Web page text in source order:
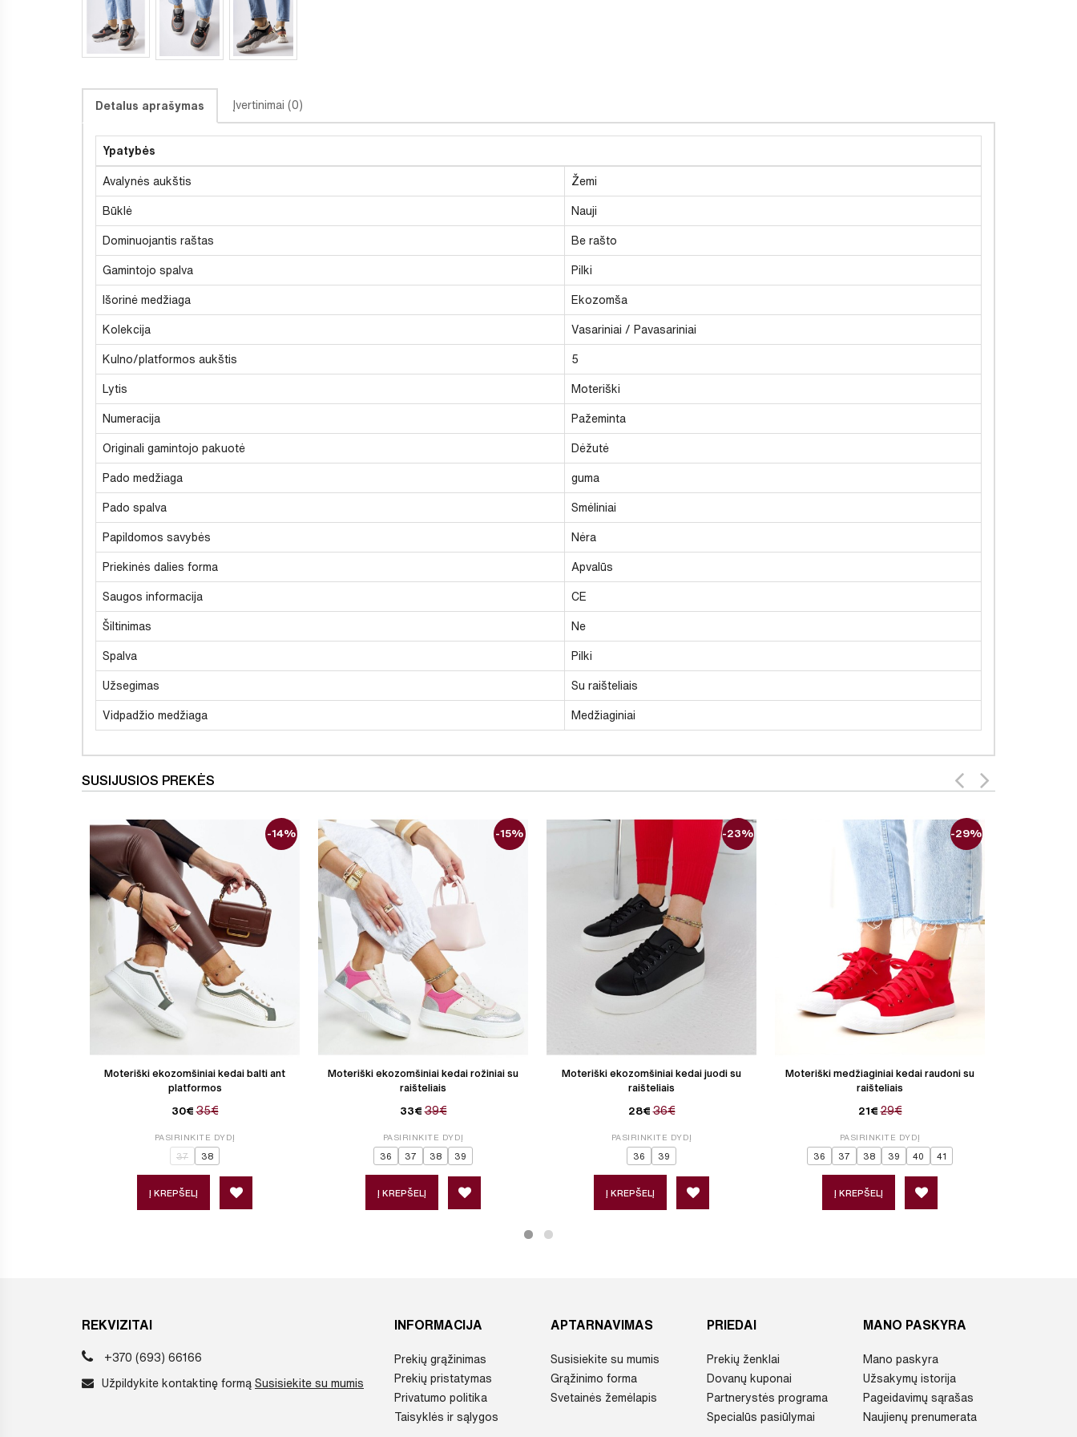
Detalus aprašymas Įvertinimai (0)
Ypatybės
Avalynės aukštis Žemi
Būklė Nauji
Dominuojantis raštas Be rašto
Gamintojo spalva Pilki
Išorinė medžiaga Ekozomša
Kolekcija Vasariniai / Pavasariniai
Kulno/platformos aukštis 5
Lytis Moteriški
Numeracija Pažeminta
Originali gamintojo pakuotė Dėžutė
Pado medžiaga guma
Pado spalva Smėliniai
Papildomos savybės Nėra
Priekinės dalies forma Apvalūs
Saugos informacija CE
Šiltinimas Ne
Spalva Pilki
Užsegimas Su raišteliais
Vidpadžio medžiaga Medžiaginiai
SUSIJUSIOS PREKĖS
Moteriški ekozomšiniai kedai balti ant
platformos
30€ 35€
-14%
PASIRINKITE DYDĮ
37 38
Į KREPŠELĮ
Moteriški ekozomšiniai kedai rožiniai su
raišteliais
33€ 39€
-15%
PASIRINKITE DYDĮ
36 37 38 39
Į KREPŠELĮ
Moteriški ekozomšiniai kedai juodi su
raišteliais
28€ 36€
-23%
PASIRINKITE DYDĮ
36 39
Į KREPŠELĮ
Moteriški medžiaginiai kedai raudoni su
raišteliais
21€ 29€
-29%
PASIRINKITE DYDĮ
36 37 38 39 40 41
Į KREPŠELĮ
REKVIZITAI
+370 (693) 66166
Užpildykite kontaktinę formą Susisiekite su mumis
INFORMACIJA
Prekių grąžinimas
Prekių pristatymas
Privatumo politika
Taisyklės ir sąlygos
APTARNAVIMAS
Susisiekite su mumis
Grąžinimo forma
Svetainės žemėlapis
PRIEDAI
Prekių ženklai
Dovanų kuponai
Partnerystės programa
Specialūs pasiūlymai
MANO PASKYRA
Mano paskyra
Užsakymų istorija
Pageidavimų sąrašas
Naujienų prenumerata